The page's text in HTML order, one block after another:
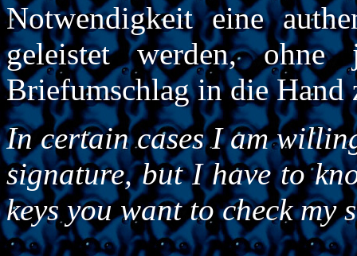
Notwendigkeit eine
geleistet werden, ohne
Briefumschlag in die Hand
In certain cases I am
signature, but I have to
keys you want to check my